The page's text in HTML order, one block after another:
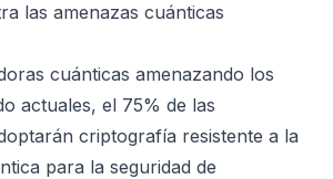
las amenazas cuánticas
cuánticas amenazando los
actuales, el 75% de las
criptografía resistente a la
para la seguridad de